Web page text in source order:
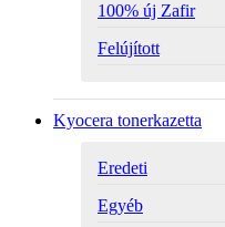
100% új Zafir
Felújított
Kyocera tonerkazetta
Eredeti
Egyéb